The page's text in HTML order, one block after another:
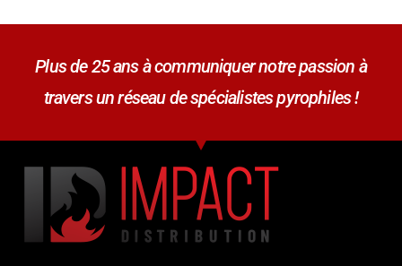
Plus de 25 ans à communiquer notre passion à
travers un réseau de spécialistes pyrophiles !